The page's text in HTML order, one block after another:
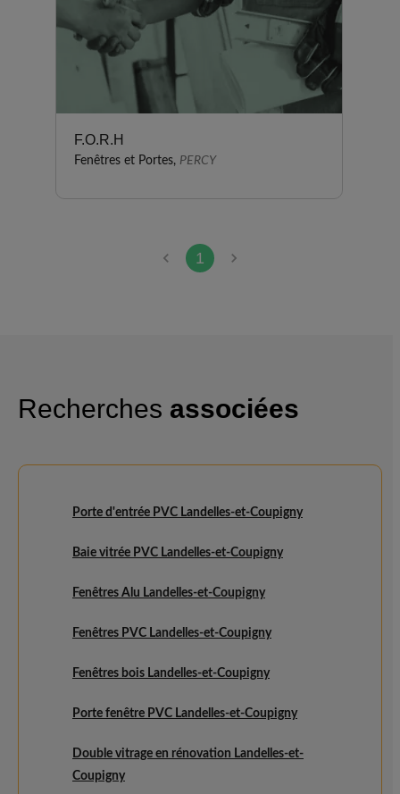
F.O.R.H
Fenêtres et Portes, PERCY
1
Recherches associées
Porte d'entrée PVC Landelles-et-Coupigny
Baie vitrée PVC Landelles-et-Coupigny
Fenêtres Alu Landelles-et-Coupigny
Fenêtres PVC Landelles-et-Coupigny
Fenêtres bois Landelles-et-Coupigny
Porte fenêtre PVC Landelles-et-Coupigny
Double vitrage en rénovation Landelles-et-
Coupigny